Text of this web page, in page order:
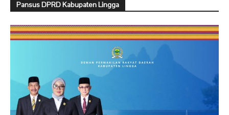
Pansus DPRD Kabupaten Lingga